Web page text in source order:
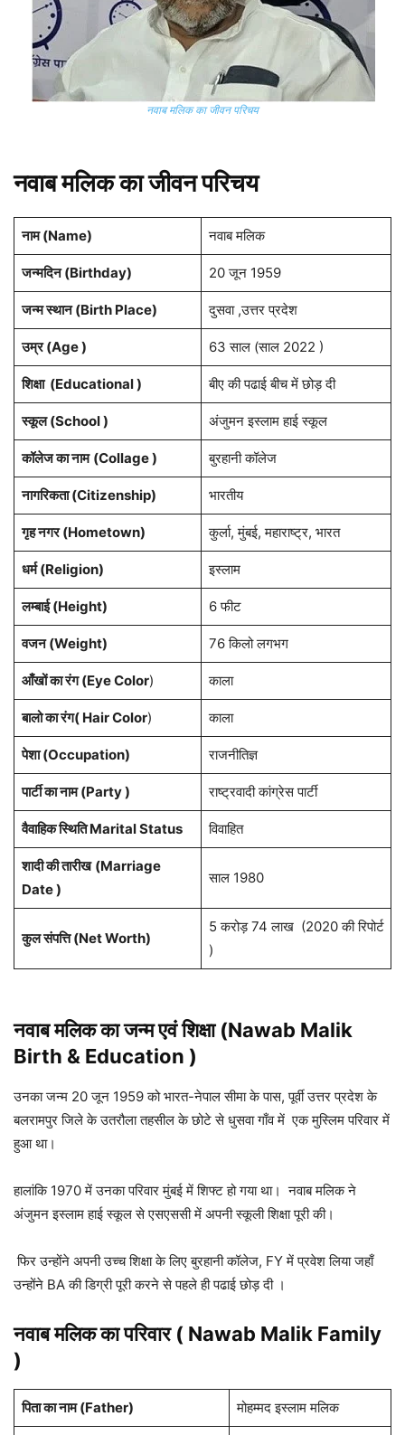
नवाब मलिक का जीवन परिचय
नवाब मलिक का जीवन परिचय
नाम (Name) नवाब मलिक
जन्मदिन (Birthday) 20 जून 1959
जन्म स्थान (Birth Place) दुसवा ,उत्तर प्रदेश
उम्र (Age ) 63 साल (साल 2022 )
शिक्षा (Educational ) बीए की पढाई बीच में छोड़ दी
स्कूल (School ) अंजुमन इस्लाम हाई स्कूल
कॉलेज का नाम (Collage ) बुरहानी कॉलेज
नागरिकता(Citizenship) भारतीय
गृह नगर(Hometown) कुर्ला, मुंबई, महाराष्ट्र, भारत
धर्म (Religion) इस्लाम
लम्बाई (Height) 6 फीट
वजन (Weight) 76 किलो लगभग
आँखों का रंग (Eye Color) काला
बालो का रंग( Hair Color) काला
पेशा(Occupation) राजनीतिज्ञ
पार्टी का नाम (Party ) राष्ट्रवादी कांग्रेस पार्टी
वैवाहिक स्थिति Marital Status विवाहित
शादी की तारीख (Marriage
Date )
साल 1980
कुल संपत्ति(Net Worth)
5 करोड़ 74 लाख (2020 की रिपोर्ट
)
नवाब मलिक का जन्म एवं शिक्षा(Nawab Malik
Birth & Education )
उनका जन्म 20 जून 1959 को भारत-नेपाल सीमा के पास, पूर्वी उत्तर प्रदेश के
बलरामपुर जिले के उतरौला तहसील के छोटे से धुसवा गाँव में एक मुस्लिम परिवार में
हुआ था।
हालांकि 1970 में उनका परिवार मुंबई में शिफ्ट हो गया था। नवाब मलिक ने
अंजुमन इस्लाम हाई स्कूल से एसएससी में अपनी स्कूली शिक्षा पूरी की।
फिर उन्होंने अपनी उच्च शिक्षा के लिए बुरहानी कॉलेज, FY में प्रवेश लिया जहाँ
उन्होंने BA की डिग्री पूरी करने से पहले ही पढाई छोड़ दी ।
नवाब मलिकका परिवार ( Nawab Malik Family
)
पिता का नाम(Father) मोहम्मद इस्लाम मलिक